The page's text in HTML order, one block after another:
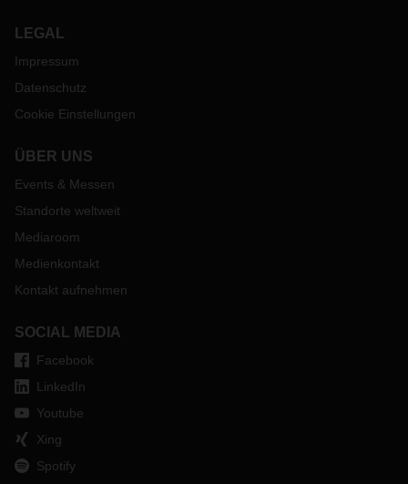
LEGAL
Impressum
Datenschutz
Cookie Einstellungen
ÜBER UNS
Events & Messen
Standorte weltweit
Mediaroom
Medienkontakt
Kontakt aufnehmen
SOCIAL MEDIA
Facebook
LinkedIn
Youtube
Xing
Spotify